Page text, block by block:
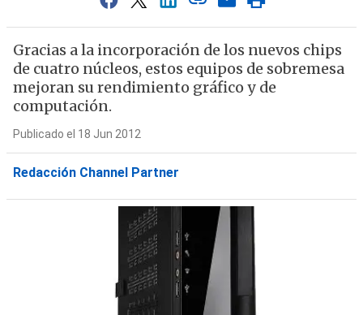
Gracias a la incorporación de los nuevos chips
de cuatro núcleos, estos equipos de sobremesa
mejoran su rendimiento gráfico y de
computación.
Publicado el 18 Jun 2012
Redacción Channel Partner